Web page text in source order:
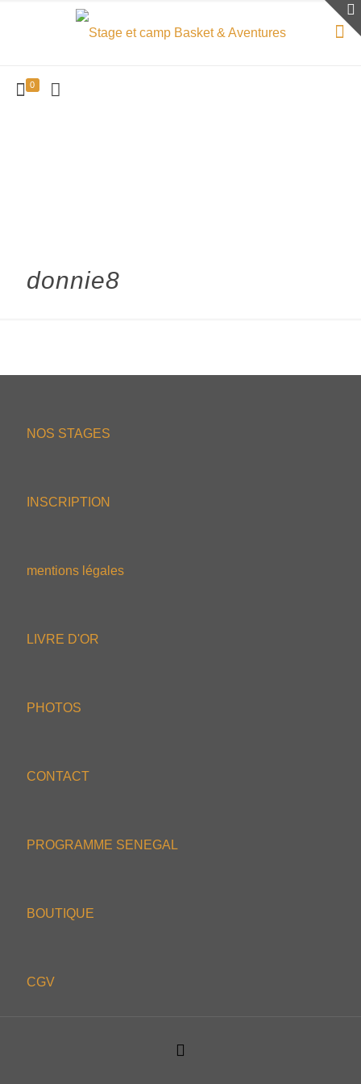
0
donnie8
NOS STAGES
INSCRIPTION
mentions légales
LIVRE D'OR
PHOTOS
CONTACT
PROGRAMME SENEGAL
BOUTIQUE
CGV